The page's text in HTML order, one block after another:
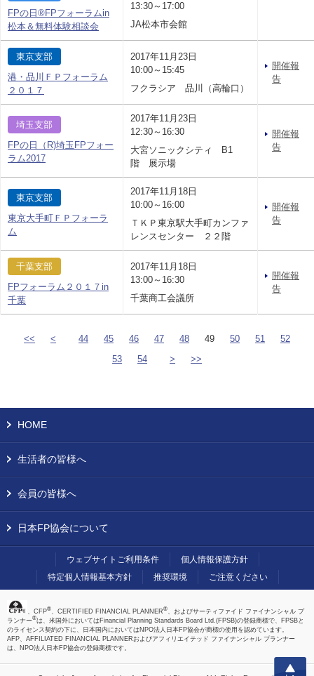
FPの日®FPフォーラムin
松本＆無料体験相談会
13:30～17:00
JA松本市会館
東京支部
港・品川ＦＰフォーラム
２０１７
2017年11月23日
10:00～15:45
フクラシア 品川（高輪口）
開催報
告
埼玉支部
FPの日（R)埼玉FPフォー
ラム2017
2017年11月23日
12:30～16:30
大宮ソニックシティ B1
階 展示場
開催報
告
東京支部
東京大手町ＦＰフォーラ
ム
2017年11月18日
10:00～16:00
ＴＫＰ東京駅大手町カンファ
レンスセンター ２２階
開催報
告
千葉支部
FPフォーラム２０１７in
千葉
2017年11月18日
13:00～16:30
千葉商工会議所
開催報
告
<< < 44 45 46 47 48 49 50 51
52
53
54 > >>
上へ
HOME
生活者の皆様へ
会員の皆様へ
日本FP協会について
ウェブサイトご利用条件
個人情報保護方針
特定個人情報基本方針
推奨環境 ご注意ください
、CFP®、CERTIFIED FINANCIAL PLANNER®、およびサーティファイド ファイナンシャル プ
ランナー®は、米国外においてはFinancial Planning Standards Board Ltd.(FPSB)の登録商標で、FPSBと
のライセンス契約の下に、日本国内においてはNPO法人日本FP協会が商標の使用を認めています。
AFP、AFFILIATED FINANCIAL PLANNERおよびアフィリエイテッド ファイナンシャル プランナー
は、NPO法人日本FP協会の登録商標です。